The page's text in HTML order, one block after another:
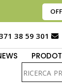
38 59 301